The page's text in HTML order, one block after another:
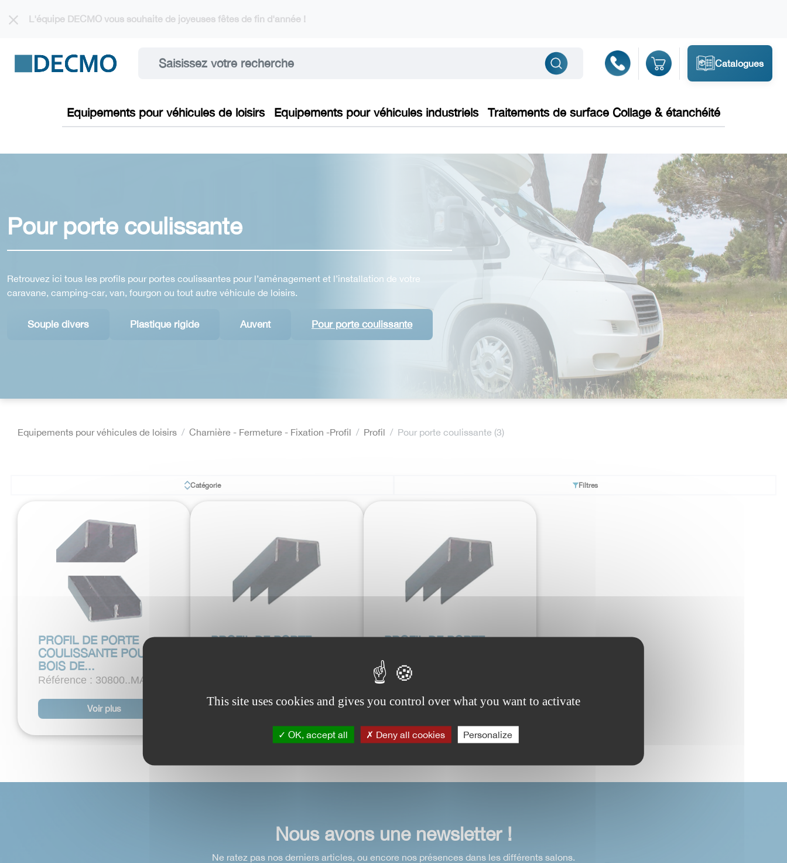
L'équipe DECMO vous souhaite de joyeuses fêtes de fin d'année !
Catalogues
Equipements pour véhicules de loisirs Equipements pour véhicules industriels Traitements de surface Collage & étanchéité
Pour porte coulissante
Retrouvez ici tous les profils pour portes coulissantes pour l’aménagement et l’installation de votre
caravane, camping-car, van, fourgon ou tout autre véhicule de loisirs.
Souple divers Plastique rigide Auvent Pour porte coulissante
Equipements pour véhicules de loisirs Charnière - Fermeture - Fixation -Profil Profil Pour porte coulissante (3)
Catégorie Filtres
PROFIL DE PORTE
COULISSANTE POUR
BOIS DE...
Référence : 30800..MAR
Voir plus
PROFIL DE PORTE
Voir plus
PROFIL DE PORTE
BOIS DE...
Référence : 30821..MAR
Voir plus
Nous avons une newsletter !
Ne ratez pas nos derniers articles, ou encore nos présences dans les différents salons.
This site uses cookies and gives you control over what you want to activate
OK, accept all Deny all cookies Personalize